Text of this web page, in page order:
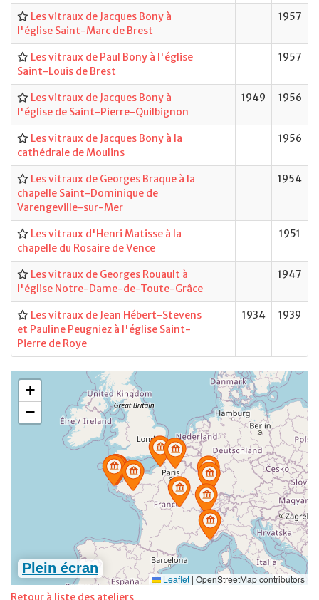
Les vitraux de Jacques Bony à
l'église Saint-Marc de Brest
1957
Les vitraux de Paul Bony à l'église
Saint-Louis de Brest
1957
Les vitraux de Jacques Bony à
l'église de Saint-Pierre-Quilbignon
1949 1956
Les vitraux de Jacques Bony à la
cathédrale de Moulins
1956
Les vitraux de Georges Braque à la
chapelle Saint-Dominique de
Varengeville-sur-Mer
1954
Les vitraux d'Henri Matisse à la
chapelle du Rosaire de Vence
1951
Les vitraux de Georges Rouault à
l'église Notre-Dame-de-Toute-Grâce
1947
Les vitraux de Jean Hébert-Stevens
et Pauline Peugniez à l'église Saint-
Pierre de Roye
1934 1939
Retour à liste des ateliers